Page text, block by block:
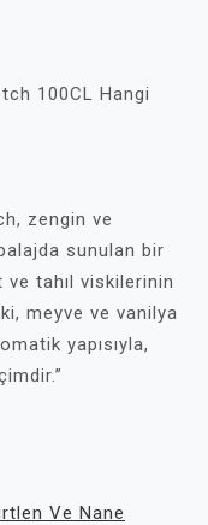
100CL Hangi
zengin ve
sunulan bir
tahıl viskilerinin
meyve ve vanilya
yapısıyla,
Ve Nane